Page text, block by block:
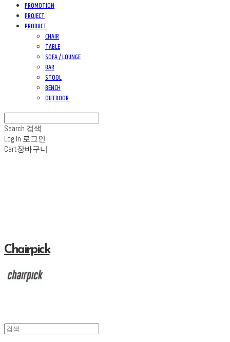
PROMOTION
PROJECT
PRODUCT
CHAIR
TABLE
SOFA / LOUNGE
BAR
STOOL
BENCH
OUTDOOR
Search 검색
Log In 로그인
Cart장바구니
Chairpick